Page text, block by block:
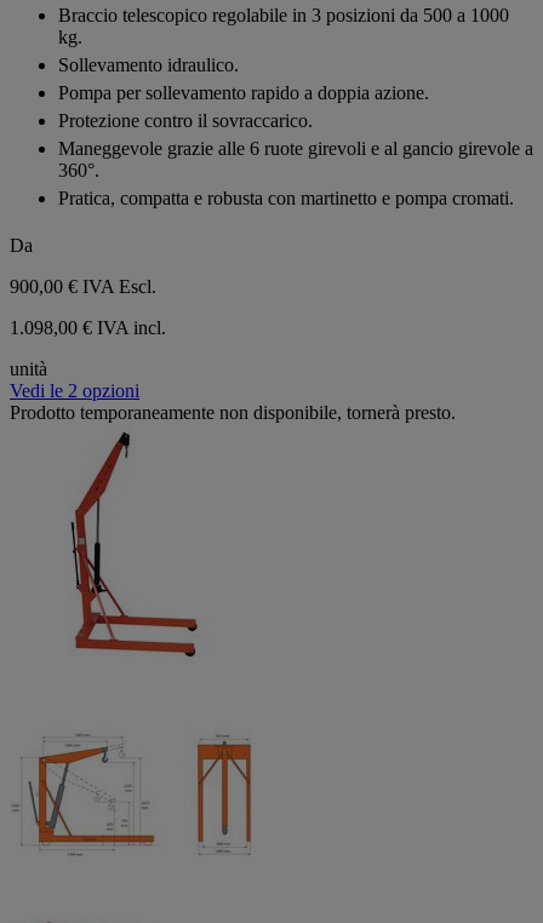
Braccio telescopico regolabile in 3 posizioni da 500 a 1000
kg.
Sollevamento idraulico.
Pompa per sollevamento rapido a doppia azione.
Protezione contro il sovraccarico.
Maneggevole grazie alle 6 ruote girevoli e al gancio girevole a
360°.
Pratica, compatta e robusta con martinetto e pompa cromati.
Da
900,00 € IVA Escl.
1.098,00 € IVA incl.
unità
Vedi le 2 opzioni
Prodotto temporaneamente non disponibile, tornerà presto.